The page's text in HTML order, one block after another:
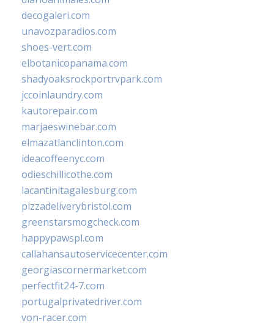
decogaleri.com
unavozparadios.com
shoes-vert.com
elbotanicopanama.com
shadyoaksrockportrvpark.com
jccoinlaundry.com
kautorepair.com
marjaeswinebar.com
elmazatlanclinton.com
ideacoffeenyc.com
odieschillicothe.com
lacantinitagalesburg.com
pizzadeliverybristol.com
greenstarsmogcheck.com
happypawspl.com
callahansautoservicecenter.com
georgiascornermarket.com
perfectfit24-7.com
portugalprivatedriver.com
von-racer.com